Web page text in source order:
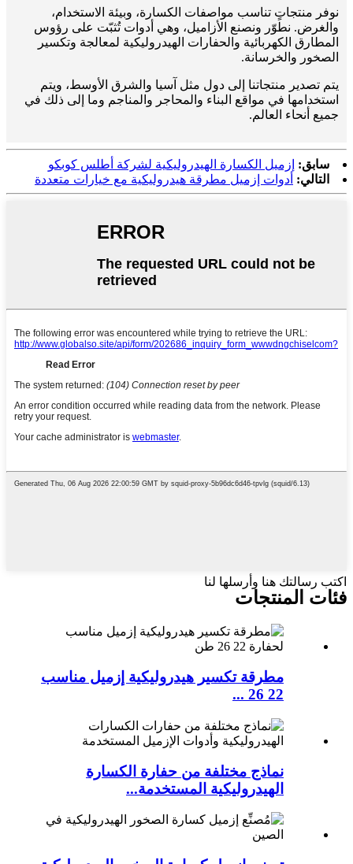
نوفر منتجاتٍ تناسب مواصفات الكسارة، وبيئة الاستخدام،
والغرض. نطوّر ونصنع الأزاميل، وهي أدوات تُثبّت على رؤوس
المطارق الكهربائية والحفارات الهيدروليكية لمعالجة وتكسير
الصخور والخرسانة.
يتم تصدير منتجاتنا إلى دول مثل آسيا والشرق الأوسط، ويتم
استخدامها في مواقع البناء والمحاجر والمناجم وما إلى ذلك في
جميع أنحاء العالم.
سابق: إزميل الكسارة الهيدروليكية لشركة أطلس كوبكو
التالي: أدوات إزميل مطرقة هيدروليكية مع خيارات متعددة
اكتب رسالتك هنا وأرسلها لنا
فئات المنتجات
مطرقة تكسير هيدروليكية إزميل مناسب
22 26 ...
نماذج مختلفة من حفارة الكسارة
الهيدروليكية المستخدمة...